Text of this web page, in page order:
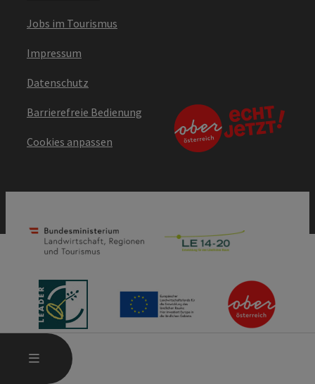
MENÜ
Jobs im Tourismus
Impressum
Datenschutz
Barrierefreie Bedienung
Cookies anpassen